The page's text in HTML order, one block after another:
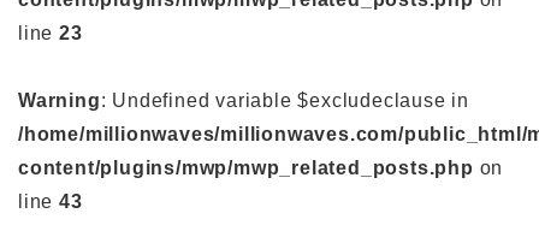
line 23
Warning: Undefined variable $excludeclause in
/home/millionwaves/millionwaves.com/public_html/
content/plugins/mwp/mwp_related_posts.php on
line 43